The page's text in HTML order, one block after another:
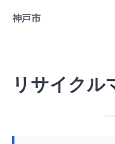
神戸市
リサイクル